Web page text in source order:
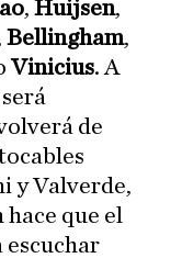
, Huijsen,
Bellingham,
Vinicius. A
de
y Valverde,
que el
escuchar